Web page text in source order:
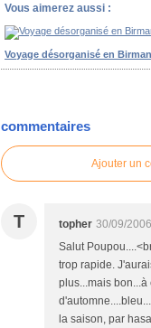
Vous aimerez aussi :
Voyage désorganisé en
commentaires
Ajouter un
T topher 30/09/
Salut
trop rapide.
plus...mais bon...à
la saison, par